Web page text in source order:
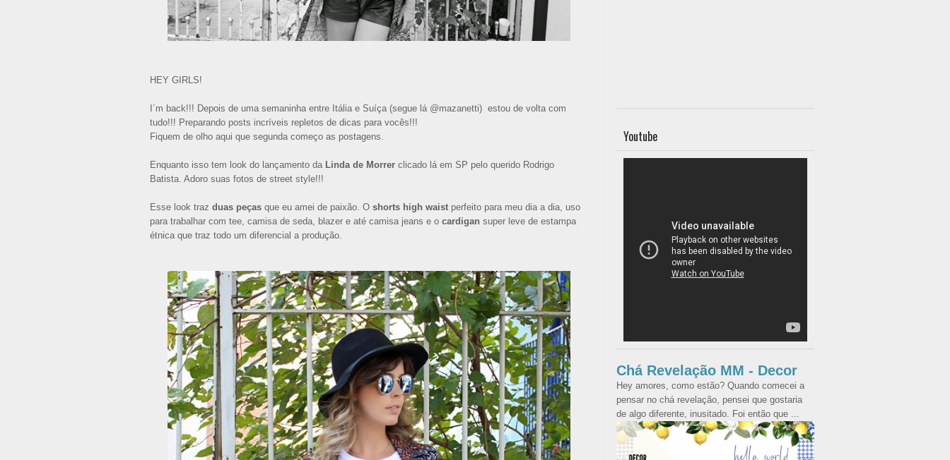
HEY GIRLS!
I´m back!!! Depois de uma semaninha entre Itália e Suíça (segue lá @mazanetti) estou de volta com
tudo!!! Preparando posts incríveis repletos de dicas para vocês!!!
Fiquem de olho aqui que segunda começo as postagens.
Enquanto isso tem look do lançamento daLinda de Morrer clicado lá em SP pelo querido Rodrigo
Batista. Adoro suas fotos de street style!!!
Esse look traz duas peças que eu amei de paixão. O shorts high waist perfeito para meu dia a dia, uso
para trabalhar com tee, camisa de seda, blazer e até camisa jeans e o cardigan super leve de estampa
étnica que traz todo um diferencial a produção.
Youtube
Chá Revelação MM - Decor
Hey amores, como estão? Quando comecei a
pensar no chá revelação, pensei que gostaria
de algo diferente, inusitado. Foi então que ...